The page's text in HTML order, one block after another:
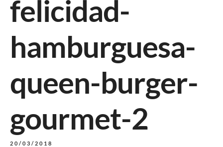
felicidad-
hamburguesa-
queen-burger-
gourmet-2
20/03/2018